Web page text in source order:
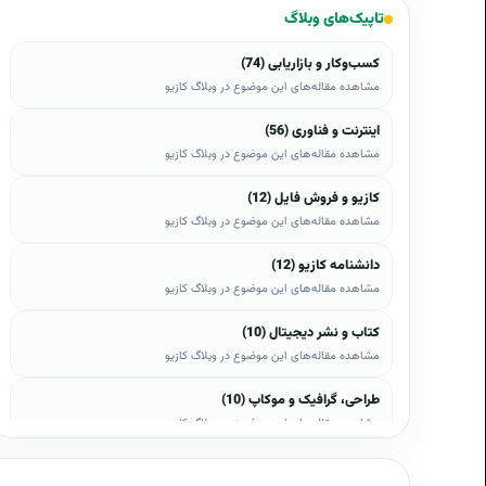
سرودن شعر سفارشی
تاپیک‌های وبلاگ
کسب‌وکار و بازاریابی (74)
مشاهده مقاله‌های این موضوع در وبلاگ کازیو
اینترنت و فناوری (56)
مشاهده مقاله‌های این موضوع در وبلاگ کازیو
کازیو و فروش فایل (12)
مشاهده مقاله‌های این موضوع در وبلاگ کازیو
دانشنامه کازیو (12)
مشاهده مقاله‌های این موضوع در وبلاگ کازیو
کتاب و نشر دیجیتال (10)
مشاهده مقاله‌های این موضوع در وبلاگ کازیو
طراحی، گرافیک و موکاپ (10)
مشاهده مقاله‌های این موضوع در وبلاگ کازیو